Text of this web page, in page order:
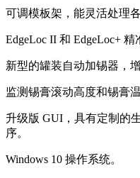
可调模板架，能灵活处理各
EdgeLoc II 和 EdgeLoc+ 精
新型的罐装自动加锡器，
监测锡膏滚动高度和锡膏
升级版 GUI，具有定制的
序。
Windows 10 操作系统。